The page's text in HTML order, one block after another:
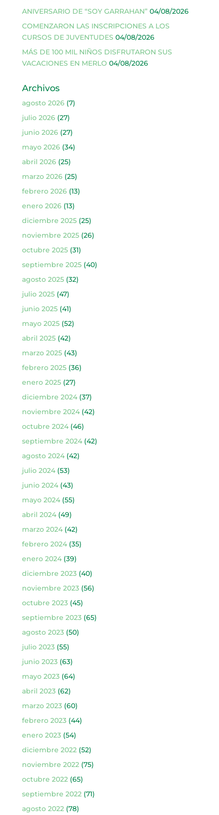
ANIVERSARIO DE “SOY GARRAHAN” 04/08/2026
COMENZARON LAS INSCRIPCIONES A LOS
CURSOS DE JUVENTUDES 04/08/2026
MÁS DE 100 MIL NIÑOS DISFRUTARON SUS
VACACIONES EN MERLO 04/08/2026
Archivos
agosto 2026(7)
julio 2026(27)
junio 2026(27)
mayo 2026(34)
abril 2026(25)
marzo 2026(25)
febrero 2026(13)
enero 2026(13)
diciembre 2025(25)
noviembre 2025(26)
octubre 2025(31)
septiembre 2025(40)
agosto 2025(32)
julio 2025(47)
junio 2025(41)
mayo 2025(52)
abril 2025(42)
marzo 2025(43)
febrero 2025(36)
enero 2025(27)
diciembre 2024(37)
noviembre 2024(42)
octubre 2024(46)
septiembre 2024(42)
agosto 2024(42)
julio 2024(53)
junio 2024(43)
mayo 2024(55)
abril 2024(49)
marzo 2024(42)
febrero 2024(35)
enero 2024(39)
diciembre 2023(40)
noviembre 2023(56)
octubre 2023(45)
septiembre 2023(65)
agosto 2023(50)
julio 2023(55)
junio 2023(63)
mayo 2023(64)
abril 2023(62)
marzo 2023(60)
febrero 2023(44)
enero 2023(54)
diciembre 2022 (52)
noviembre 2022 (75)
octubre 2022 (65)
septiembre 2022 (71)
agosto 2022 (78)